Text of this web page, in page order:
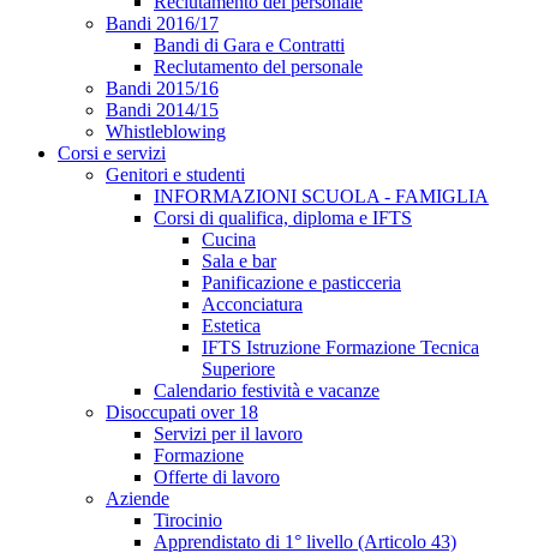
Bandi 2016/17
Bandi di Gara e Contratti
Reclutamento del personale
Bandi 2015/16
Bandi 2014/15
Whistleblowing
Corsi e servizi
Genitori e studenti
INFORMAZIONI SCUOLA - FAMIGLIA
Corsi di qualifica, diploma e IFTS
Cucina
Sala e bar
Panificazione e pasticceria
Acconciatura
Estetica
IFTS Istruzione Formazione Tecnica
Superiore
Calendario festività e vacanze
Disoccupati over 18
Servizi per il lavoro
Formazione
Offerte di lavoro
Aziende
Tirocinio
Apprendistato di 1° livello (Articolo 43)